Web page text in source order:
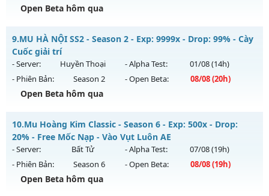
Exp: 500x - Drop: 25%
Thể loại: Mu Nguyên bản Webzen
Antihack: VIP SHIELD
Open Beta hôm qua
Muhanoi2-Classic - Lối chơi cày cuốc Classic đồ chuẩn
Mu mới ra tháng 08 2026 - Mở máy chủ
vào 10h ngày 08/08/2626
Exp: 5x - Drop: 10%
Kiểu reset: Reset In Game
Antihack: Pro
9.MU HÀ NỘI SS2 - Season 2 - Exp: 9999x - Drop: 99% - Cày
Cuốc giải trí
- Server: Huyền Thoại - Alpha Test: 01/08(14h)
- Phiên Bản:
Season 2 - Open Beta: 08/08(20h)
Open Beta hôm qua
MU HÀ NỘI SS2 - Cày Cuốc giải trí
Mu mới ra tháng 08 2026 - Mở máy chủ
20h ngày 08/08/2626
Exp: 9999x - Drop: 99%
Kiểu reset: Reset In Game
10.Mu Hoàng Kim Classic - Season 6 - Exp: 500x - Drop:
20% - Free Mốc Nạp - Vào Vụt Luôn AE
- Server: Bất Tử - Alpha Test: 07/08(19h)
- Phiên Bản:
Season 6 - Open Beta: 08/08(19h)
Open Beta hôm qua